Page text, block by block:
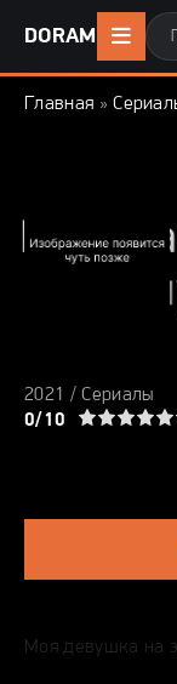
DORAMA24
Главная »
2021 /Сериалы
0/10
4 5 6 7 8 9 10
Моя девушка на